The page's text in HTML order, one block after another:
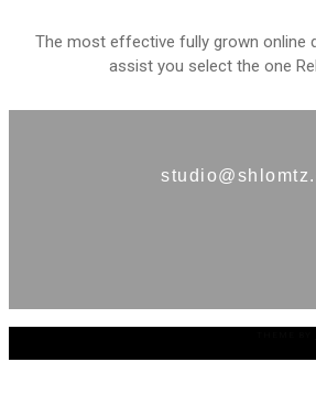
The most effective fully grown online
assist you select the one